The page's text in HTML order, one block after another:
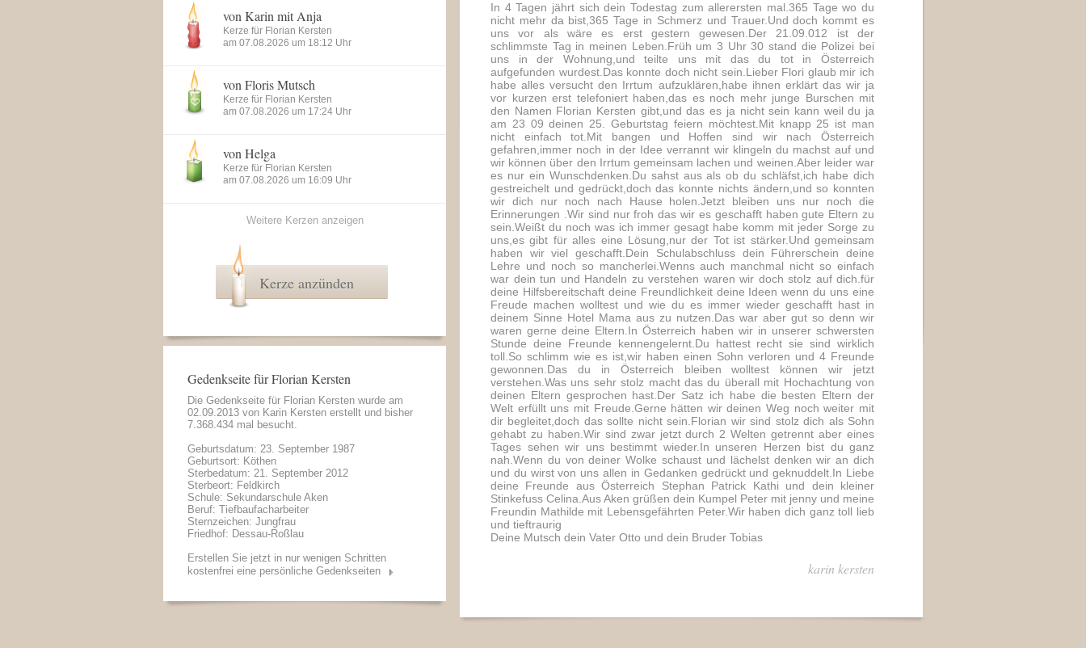
In 4 Tagen jährt sich dein Todestag zum allerersten mal.365 Tage wo du
nicht mehr da bist,365 Tage in Schmerz und Trauer.Und doch kommt es
uns vor als wäre es erst gestern gewesen.Der 21.09.012 ist der
schlimmste Tag in meinen Leben.Früh um 3 Uhr 30 stand die Polizei bei
uns in der Wohnung,und teilte uns mit das du tot in Österreich
aufgefunden wurdest.Das konnte doch nicht sein.Lieber Flori glaub mir ich
habe alles versucht den Irrtum aufzuklären,habe ihnen erklärt das wir ja
vor kurzen erst telefoniert haben,das es noch mehr junge Burschen mit
den Namen Florian Kersten gibt,und das es ja nicht sein kann weil du ja
am 23 09 deinen 25. Geburtstag feiern möchtest.Mit knapp 25 ist man
nicht einfach tot.Mit bangen und Hoffen sind wir nach Österreich
gefahren,immer noch in der Idee verrannt wir klingeln du machst auf und
wir können über den Irrtum gemeinsam lachen und weinen.Aber leider war
es nur ein Wunschdenken.Du sahst aus als ob du schläfst,ich habe dich
gestreichelt und gedrückt,doch das konnte nichts ändern,und so konnten
wir dich nur noch nach Hause holen.Jetzt bleiben uns nur noch die
Erinnerungen .Wir sind nur froh das wir es geschafft haben gute Eltern zu
sein.Weißt du noch was ich immer gesagt habe komm mit jeder Sorge zu
uns,es gibt für alles eine Lösung,nur der Tot ist stärker.Und gemeinsam
haben wir viel geschafft.Dein Schulabschluss dein Führerschein deine
Lehre und noch so mancherlei.Wenns auch manchmal nicht so einfach
war dein tun und Handeln zu verstehen waren wir doch stolz auf dich.für
deine Hilfsbereitschaft deine Freundlichkeit deine Ideen wenn du uns eine
Freude machen wolltest und wie du es immer wieder geschafft hast in
deinem Sinne Hotel Mama aus zu nutzen.Das war aber gut so denn wir
waren gerne deine Eltern.In Österreich haben wir in unserer schwersten
Stunde deine Freunde kennengelernt.Du hattest recht sie sind wirklich
toll.So schlimm wie es ist,wir haben einen Sohn verloren und 4 Freunde
gewonnen.Das du in Österreich bleiben wolltest können wir jetzt
verstehen.Was uns sehr stolz macht das du überall mit Hochachtung von
deinen Eltern gesprochen hast.Der Satz ich habe die besten Eltern der
Welt erfüllt uns mit Freude.Gerne hätten wir deinen Weg noch weiter mit
dir begleitet,doch das sollte nicht sein.Florian wir sind stolz dich als Sohn
gehabt zu haben.Wir sind zwar jetzt durch 2 Welten getrennt aber eines
Tages sehen wir uns bestimmt wieder.In unseren Herzen bist du ganz
nah.Wenn du von deiner Wolke schaust und lächelst denken wir an dich
und du wirst von uns allen in Gedanken gedrückt und geknuddelt.In Liebe
deine Freunde aus Österreich Stephan Patrick Kathi und dein kleiner
Stinkefuss Celina.Aus Aken grüßen dein Kumpel Peter mit jenny und meine
Freundin Mathilde mit Lebensgefährten Peter.Wir haben dich ganz toll lieb
und tieftraurig
Deine Mutsch dein Vater Otto und dein Bruder Tobias
karin kersten
von Karin mit Anja
Kerze für Florian Kersten
am 07.08.2026 um 18:12 Uhr
von Floris Mutsch
Kerze für Florian Kersten
am 07.08.2026 um 17:24 Uhr
von Helga
Kerze für Florian Kersten
am 07.08.2026 um 16:09 Uhr
Weitere Kerzen anzeigen
Kerze anzünden
Gedenkseite für Florian Kersten
Die Gedenkseite für Florian Kersten wurde am
02.09.2013 von Karin Kersten erstellt und bisher
7.368.434 mal besucht.
Geburtsdatum: 23. September 1987
Geburtsort: Köthen
Sterbedatum: 21. September 2012
Sterbeort: Feldkirch
Schule: Sekundarschule Aken
Beruf: Tiefbaufacharbeiter
Sternzeichen: Jungfrau
Friedhof: Dessau-Roßlau
Erstellen Sie jetzt in nur wenigen Schritten
kostenfrei eine persönliche Gedenkseiten